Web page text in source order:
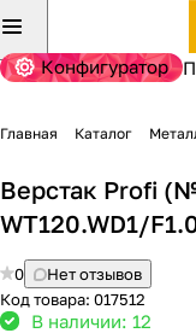
Конфигуратор
Главная Каталог
Верстак Profi
WT120.WD1/
0
Нет отзывов
Код товара: 017512
В наличии: 12